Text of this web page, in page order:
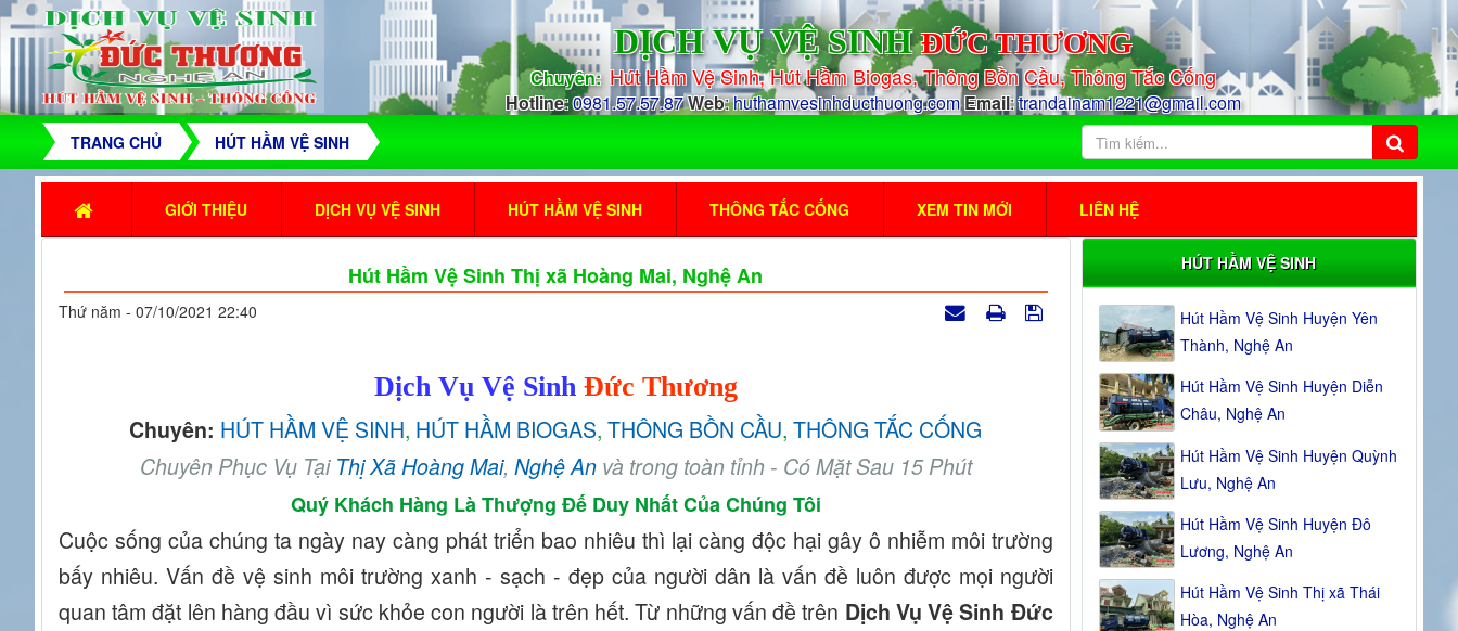
DỊCH VỤ VỆ SINHĐỨC THƯƠNG
Chuyên: Hút Hầm Vệ Sinh, Hút Hầm Biogas, ThôngBồn Cầu, Thông Tắc Cống
Hotline:0981.57.57.87Web:huthamvesinhducthuong.comEmail:trandainam1221@gmail.com
TRANG CHỦ HÚT HẦM VỆ SINH
GIỚI THIỆU DỊCH VỤ VỆ SINH HÚT HẦM VỆ SINH THÔNG TẮC CỐNG XEM TIN MỚI LIÊN HỆ
Hút Hầm Vệ Sinh Thị xã Hoàng Mai, Nghệ An
Thứ năm - 07/10/2021 22:40
Dịch Vụ Vệ Sinh Đức Thương
Chuyên: HÚT HẦM VỆ SINH, HÚT HẦM BIOGAS,THÔNG BỒN CẦU,THÔNG TẮC CỐNG
Chuyên Phục Vụ Tại Thị Xã Hoàng Mai, Nghệ Anvà trong toàn tỉnh - Có Mặt Sau 15 Phút
Quý Khách Hàng Là Thượng Đế Duy Nhất Của Chúng Tôi
Cuộc sống của chúng ta ngày nay càng phát triển bao nhiêu thì lại càng độc hại gây ô nhiễm môi trường
bấy nhiêu. Vấn đề vệ sinh môi trường xanh - sạch - đẹp của người dân là vấn đề luôn được mọi người
quan tâm đặt lên hàng đầu vì sức khỏe con người là trên hết. Từ những vấn đề trên Dịch Vụ Vệ Sinh Đức
HÚT HẦM VỆ SINH
Hút Hầm Vệ Sinh Huyện Yên
Thành, Nghệ An
Hút Hầm Vệ Sinh Huyện Diễn
Châu, Nghệ An
Hút Hầm Vệ Sinh Huyện Quỳnh
Lưu, Nghệ An
Hút Hầm Vệ Sinh Huyện Đô
Lương, Nghệ An
Hút Hầm Vệ Sinh Thị xã Thái
Hòa, Nghệ An